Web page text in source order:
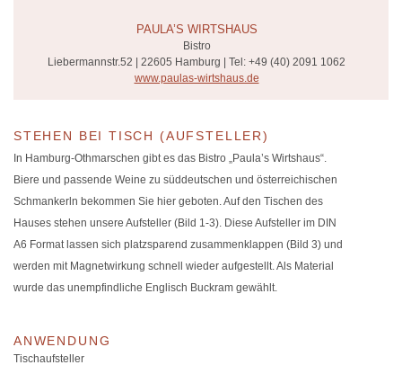
PAULA’S WIRTSHAUS
Bistro
Liebermannstr.52 | 22605 Hamburg | Tel: +49 (40) 2091 1062
www.paulas-wirtshaus.de
STEHEN BEI TISCH (AUFSTELLER)
In Hamburg-Othmarschen gibt es das Bistro „Paula’s Wirtshaus“.
Biere und passende Weine zu süddeutschen und österreichischen
Schmankerln bekommen Sie hier geboten. Auf den Tischen des
Hauses stehen unsere Aufsteller (Bild 1-3). Diese Aufsteller im DIN
A6 Format lassen sich platzsparend zusammenklappen (Bild 3) und
werden mit Magnetwirkung schnell wieder aufgestellt. Als Material
wurde das unempfindliche Englisch Buckram gewählt.
ANWENDUNG
Tischaufsteller